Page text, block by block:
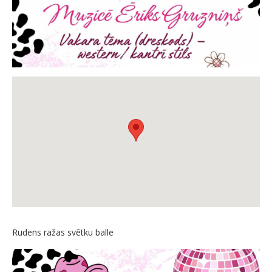
Rudens ražas svētku balle